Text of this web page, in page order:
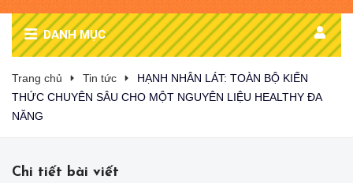
DANH MỤC
Trang chủ Tin tức
HẠNH NHÂN LÁT: TOÀN BỘ KIẾN
THỨC CHUYÊN SÂU CHO MỘT NGUYÊN LIỆU HEALTHY ĐA
NĂNG
Chi tiết bài viết